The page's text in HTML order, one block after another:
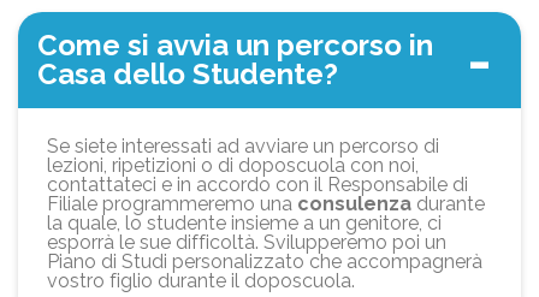
Come si avvia un percorso in
Casa dello Studente?
Se siete interessati ad avviare un percorso di
lezioni, ripetizioni o di doposcuola con noi,
contattateci e in accordo con il Responsabile di
Filiale programmeremo una consulenza durante
la quale, lo studente insieme a un genitore, ci
esporrà le sue difficoltà. Svilupperemo poi un
Piano di Studi personalizzato che accompagnerà
vostro figlio durante il doposcuola.